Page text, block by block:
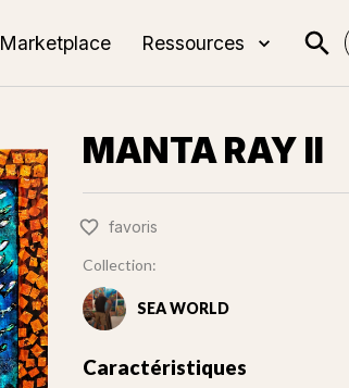
Marketplace Ressources
MANTA RAY II
favoris
Collection:
SEA WORLD
Caractéristiques